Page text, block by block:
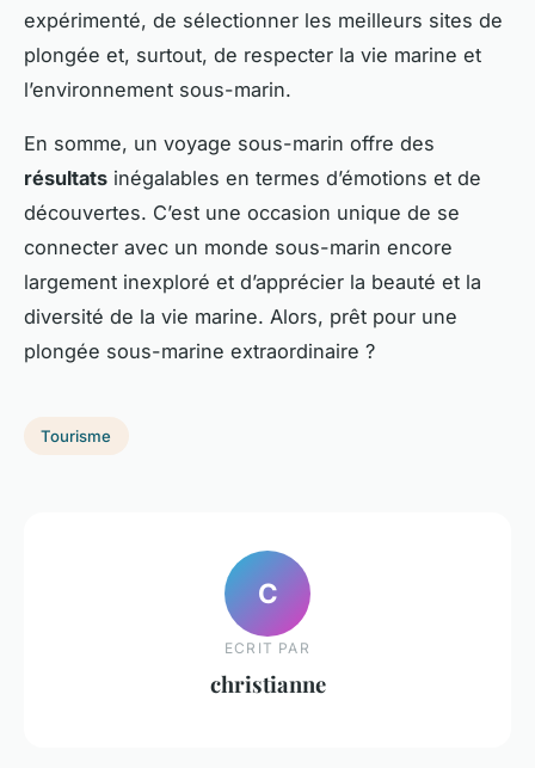
expérimenté, de sélectionner les meilleurs sites de
plongée et, surtout, de respecter la vie marine et
l’environnement sous-marin.
En somme, un voyage sous-marin offre des
résultats inégalables en termes d’émotions et de
découvertes. C’est une occasion unique de se
connecter avec un monde sous-marin encore
largement inexploré et d’apprécier la beauté et la
diversité de la vie marine. Alors, prêt pour une
plongée sous-marine extraordinaire ?
Tourisme
C
ECRIT PAR
christianne